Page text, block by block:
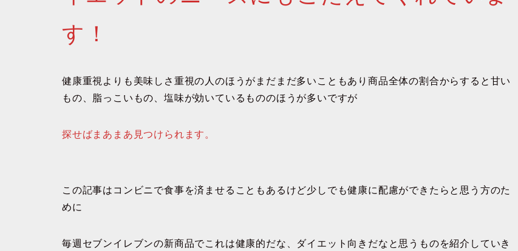
す！
健康重視よりも美味しさ重視の人のほうがまだまだ多いこともあり商品全体の割合からすると甘い
もの、脂っこいもの、塩味が効いているもののほうが多いですが
探せばまあまあ見つけられます。
この記事はコンビニで食事を済ませることもあるけど少しでも健康に配慮ができたらと思う方のた
めに
毎週セブンイレブンの新商品でこれは健康的だな、ダイエット向きだなと思うものを紹介していき